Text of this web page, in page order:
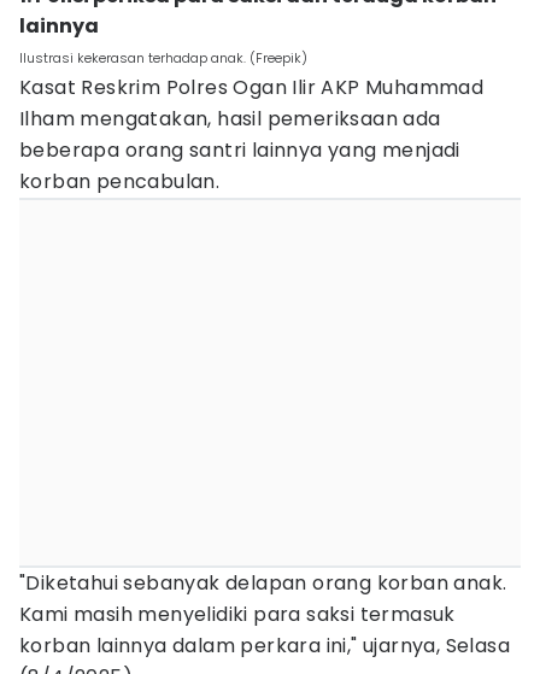
lainnya
Ilustrasi kekerasan terhadap anak. (Freepik)
Kasat Reskrim Polres Ogan Ilir AKP Muhammad
Ilham mengatakan, hasil pemeriksaan ada
beberapa orang santri lainnya yang menjadi
korban pencabulan.
"Diketahui sebanyak delapan orang korban anak.
Kami masih menyelidiki para saksi termasuk
korban lainnya dalam perkara ini," ujarnya, Selasa